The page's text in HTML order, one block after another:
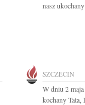
nasz
SZCZECIN
W dniu 2
kochany Tata,